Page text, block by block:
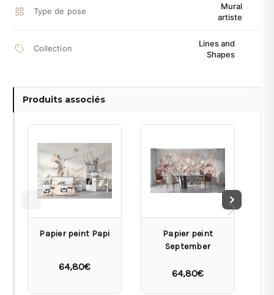
Type de pose
Mural
artiste
Collection
Lines and
Shapes
Produits associés
Papier peint Papi
64,80€
Papier peint
September
64,80€